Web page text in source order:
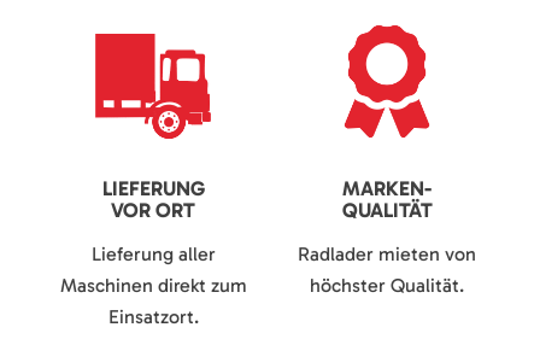
LIEFERUNG
VOR ORT
Lieferung aller
Maschinen direkt zum
Einsatzort.
MARKEN-
QUALITÄT
Radlader mieten von
höchster Qualität.